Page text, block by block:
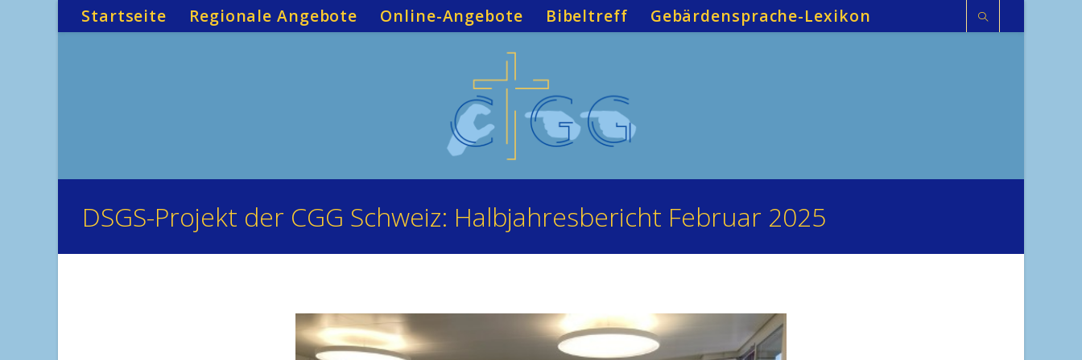
Startseite Regionale Angebote Online-Angebote Bibeltreff Gebärdensprache-Lexikon
DSGS-Projekt der CGG Schweiz: Halbjahresbericht Februar 2025